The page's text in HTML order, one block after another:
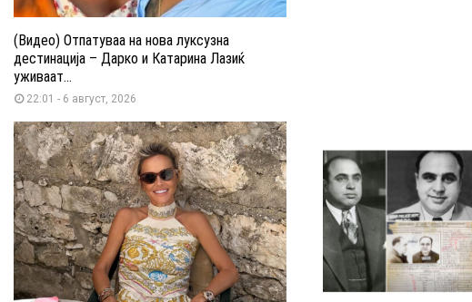
(Видео) Отпатуваа на нова луксузна
дестинација – Дарко и Катарина Лазиќ
уживаат...
22:01 - 6 август, 2026